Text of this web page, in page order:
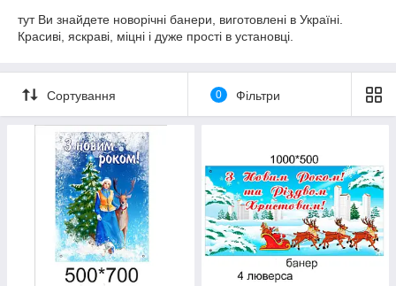
тут Ви знайдете новорічні банери, виготовлені в Україні.
Красиві, яскраві, міцні і дуже прості в установці.
Сортування 0 Фільтри